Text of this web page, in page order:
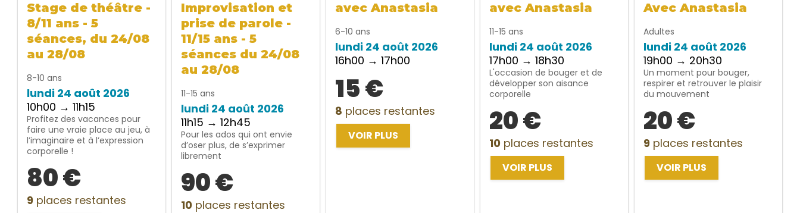
Stage de théâtre -
8/11 ans - 5
séances, du 24/08
au 28/08
8-10 ans
lundi 24 août 2026
10h00 → 11h15
Profitez des vacances pour
faire une vraie place au jeu, à
l’imaginaire et à l’expression
corporelle !
80 €
9 places restantes
Improvisation et
prise de parole -
11/15 ans - 5
séances du 24/08
au 28/08
11-15 ans
lundi 24 août 2026
11h15 → 12h45
Pour les ados qui ont envie
d’oser plus, de s’exprimer
librement
90 €
10 places restantes
avec Anastasia
6-10 ans
lundi 24 août 2026
16h00 → 17h00
15 €
8 places restantes
VOIR PLUS
avec Anastasia
11-15 ans
lundi 24 août 2026
17h00 → 18h30
L'occasion de bouger et de
développer son aisance
corporelle
20 €
10 places restantes
VOIR PLUS
Avec Anastasia
Adultes
lundi 24 août 2026
19h00 → 20h30
Un moment pour bouger,
respirer et retrouver le plaisir
du mouvement
20 €
9 places restantes
VOIR PLUS